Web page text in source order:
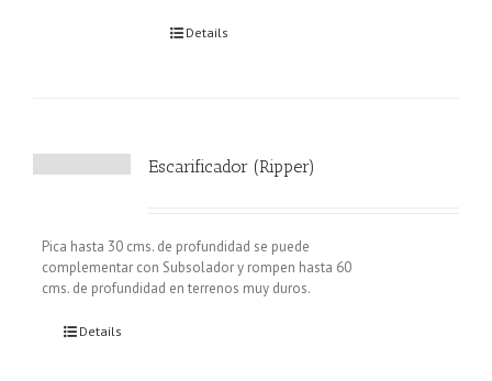
Details
Escarificador (Ripper)
Pica hasta 30 cms. de profundidad se puede
complementar con Subsolador y rompen hasta 60
cms. de profundidad en terrenos muy duros.
Details